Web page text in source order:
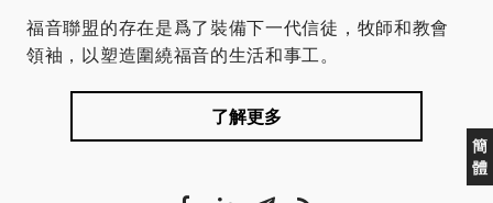
簡
體
福音聯盟的存在是爲了裝備下一代信徒，牧師和教會
領袖，以塑造圍繞福音的生活和事工。
了解更多